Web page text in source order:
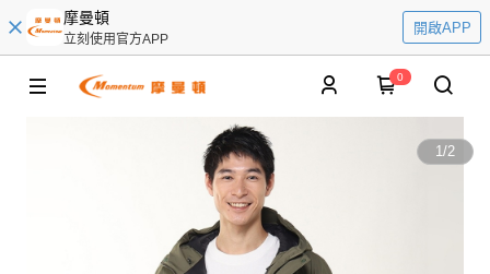
摩曼頓
立刻使用官方APP
開啟APP
0
1/2